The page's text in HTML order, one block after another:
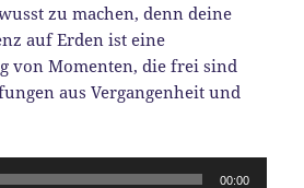
zu machen, denn deine
auf Erden ist eine
von Momenten, die frei sind
aus Vergangenheit und
00:00